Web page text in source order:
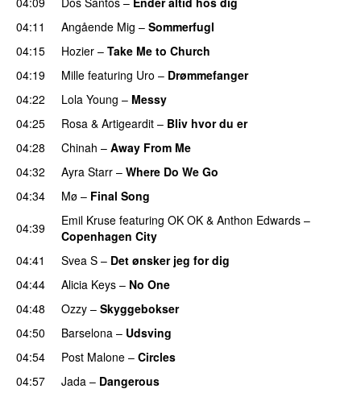
04:11
Angående Mig – Sommerfugl
04:15 Hozier – Take Me to Church
04:19 Mille featuring Uro – Drømmefanger
04:22
Lola Young – Messy
04:25 Rosa & Artigeardit – Bliv hvor du er
04:28 Chinah – Away From Me
04:32
Ayra Starr – Where Do We Go
04:34 Mø – Final Song
04:39
Emil Kruse featuring OK OK & Anthon Edwards –
Copenhagen City
04:41
Svea S – Det ønsker jeg for dig
04:44
Alicia Keys – No One
04:48
Ozzy – Skyggebokser
04:50
Barselona – Udsving
04:54 Post Malone – Circles
04:57
Jada – Dangerous